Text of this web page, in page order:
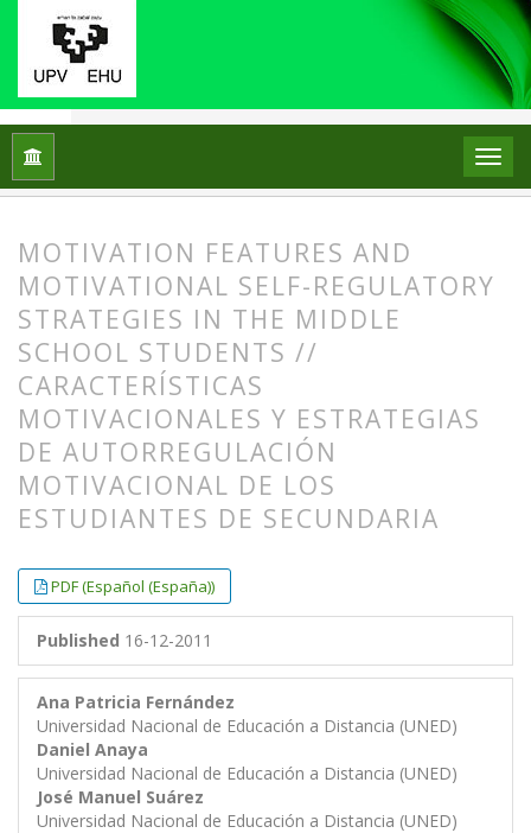
Home
MOTIVATION FEATURES AND
MOTIVATIONAL SELF-REGULATORY
STRATEGIES IN THE MIDDLE
SCHOOL STUDENTS //
CARACTERÍSTICAS
MOTIVACIONALES Y ESTRATEGIAS
DE AUTORREGULACIÓN
MOTIVACIONAL DE LOS
ESTUDIANTES DE SECUNDARIA
PDF (Español (España))
Published 16-12-2011
Ana Patricia Fernández
Universidad Nacional de Educación a Distancia (UNED)
Daniel Anaya
Universidad Nacional de Educación a Distancia (UNED)
José Manuel Suárez
Universidad Nacional de Educación a Distancia (UNED)